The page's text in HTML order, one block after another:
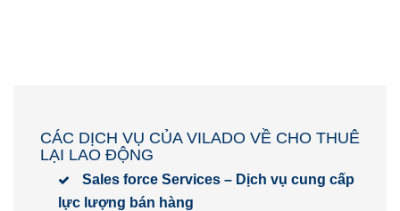
CÁC DỊCH VỤ CỦA VILADO VỀ CHO THUÊ
LẠI LAO ĐỘNG
Sales force Services – Dịch vụ cung cấp
lực lượng bán hàng